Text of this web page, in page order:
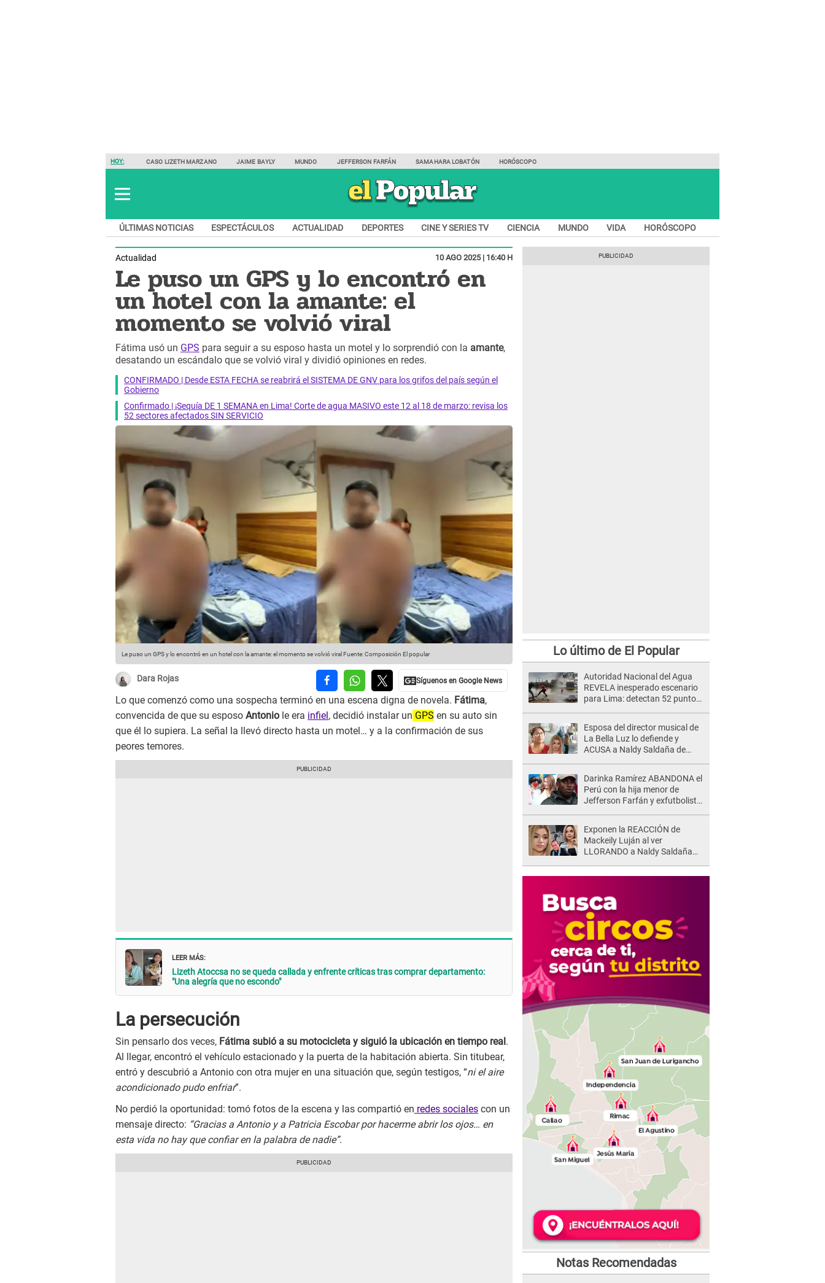
HOY: CASO LIZETH MARZANO JAIME BAYLY MUNDO JEFFERSON FARFÁN SAMAHARA LOBATÓN HORÓSCOPO
ÚLTIMAS NOTICIAS ESPECTÁCULOS ACTUALIDAD DEPORTES CINE Y SERIES TV CIENCIA MUNDO VIDA HORÓSCOPO
Actualidad 10 AGO 2025 | 16:40 H
Le puso un GPS y lo encontró en
un hotel con la amante: el
momento se volvió viral
Fátima usó un GPS para seguir a su esposo hasta un motel y lo sorprendió con la amante,
desatando un escándalo que se volvió viral y dividió opiniones en redes.
CONFIRMADO | Desde ESTA FECHA se reabrirá el SISTEMA DE GNV para los grifos del país según el
Gobierno
Confirmado | ¡Sequía DE 1 SEMANA en Lima! Corte de agua MASIVO este 12 al 18 de marzo: revisa los
52 sectores afectados SIN SERVICIO
Le puso un GPS y lo encontró en un hotel con la amante: el momento se volvió viral Fuente: Composición El popular
Dara Rojas
Lo que comenzó como una sospecha terminó en una escena digna de novela. Fátima,
convencida de que su esposo Antonio le era infiel , decidió instalar un GPS en su auto sin
que él lo supiera. La señal la llevó directo hasta un motel… y a la confirmación de sus
peores temores.
LEER MÁS:
Lizeth Atoccsa no se queda callada y enfrente críticas tras comprar departamento:
"Una alegría que no escondo"
La persecución
Sin pensarlo dos veces, Fátima subió a su motocicleta y siguió la ubicación en tiempo real .
Al llegar, encontró el vehículo estacionado y la puerta de la habitación abierta. Sin titubear,
entró y descubrió a Antonio con otra mujer en una situación que, según testigos, “ni el aire
acondicionado pudo enfriar”.
No perdió la oportunidad: tomó fotos de la escena y las compartió en redes sociales con un
mensaje directo: “Gracias a Antonio y a Patricia Escobar por hacerme abrir los ojos… en
esta vida no hay que confiar en la palabra de nadie”.
Lo último de El Popular
Autoridad Nacional del Agua
REVELA inesperado escenario
para Lima: detectan 52 puntos
Esposa del director musical de
La Bella Luz lo defiende y
ACUSA a Naldy Saldaña de
Darinka Ramírez ABANDONA el
Perú con la hija menor de
Jefferson Farfán y exfutbolista
Exponen la REACCIÓN de
Mackeily Luján al ver
LLORANDO a Naldy Saldaña
Notas Recomendadas